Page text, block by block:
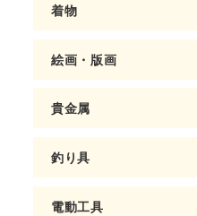
着物
絵画・版画
貴金属
釣り具
電動工具